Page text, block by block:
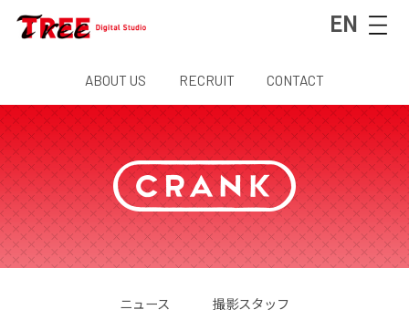
EN
ABOUT US RECRUIT CONTACT
ニュース
撮影スタッフ